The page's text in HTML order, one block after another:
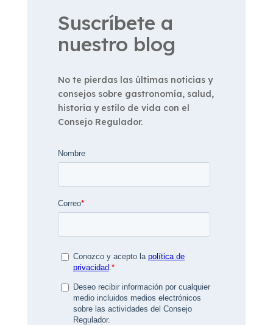
Suscríbete a
nuestro blog
No te pierdas las últimas noticias y
consejos sobre gastronomía, salud,
historia y estilo de vida con el
Consejo Regulador.